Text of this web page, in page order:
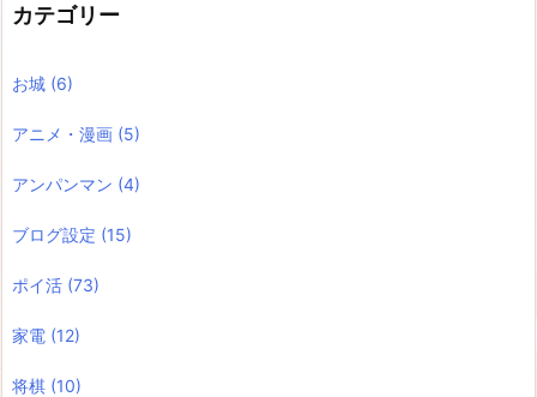
カテゴリー
お城 (6)
アニメ・漫画 (5)
アンパンマン (4)
ブログ設定 (15)
ポイ活 (73)
家電 (12)
将棋 (10)